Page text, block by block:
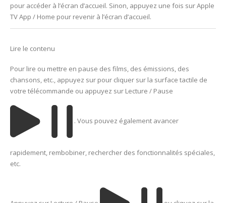
pour accéder à l’écran d’accueil. Sinon, appuyez une fois sur Apple
TV App / Home pour revenir à l’écran d’accueil.
Lire le contenu
Pour lire ou mettre en pause des films, des émissions, des
chansons, etc., appuyez sur pour cliquer sur la surface tactile de
votre télécommande ou appuyez sur Lecture / Pause
. Vous pouvez également avancer
rapidement, rembobiner, rechercher des fonctionnalités spéciales,
etc.